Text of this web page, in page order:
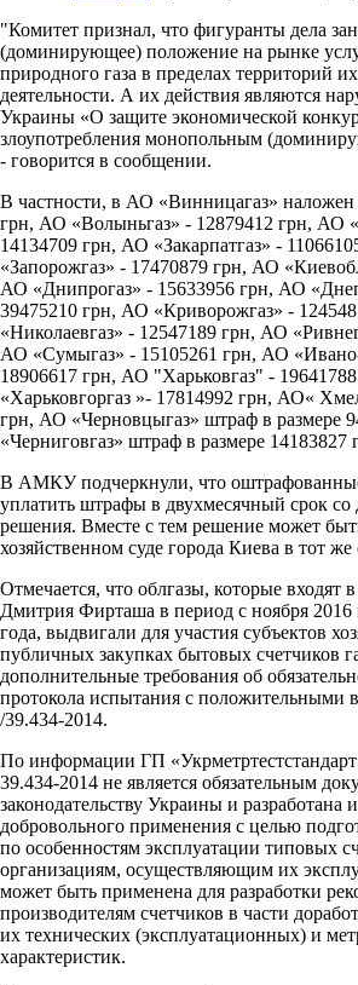
"Комитет признал, что фигуранты дела
(доминирующее) положение на рынке
природного газа в пределах территорий
деятельности. А их действия являются
Украины «О защите экономической
злоупотребления монопольным
- говорится в сообщении.
В частности, в АО «Винницагаз»
грн, АО «Волыньгаз» - 12879412 грн, АО
14134709 грн, АО «Закарпатгаз» -
«Запорожгаз» - 17470879 грн, АО
АО «Днипрогаз» - 15633956 грн, АО
39475210 грн, АО «Криворожгаз» -
«Николаевгаз» - 12547189 грн, АО
АО «Сумыгаз» - 15105261 грн, АО
18906617 грн, АО "Харьковгаз" -
«Харьковгоргаз »- 17814992 грн, АО«
грн, АО «Черновцыгаз» штраф в размере
«Черниговгаз» штраф в размере 14183827
В АМКУ подчеркнули, что
уплатить штрафы в двухмесячный срок со
решения. Вместе с тем решение может
хозяйственном суде города Киева в тот же
Отмечается, что облгазы, которые входят
Дмитрия Фирташа в период с ноября 2016
года, выдвигали для участия субъектов
публичных закупках бытовых счетчиков
дополнительные требования об
протокола испытания с положительными
/39.434-2014.
По информации ГП
39.434-2014 не является обязательным
законодательству Украины и разработана
добровольного применения с целью
по особенностям эксплуатации типовых
организациям, осуществляющим их
может быть применена для разработки
производителям счетчиков в части
их технических (эксплуатационных) и
характеристик.